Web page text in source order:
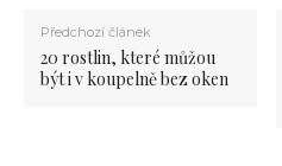
Předchozí článek
20 rostlin, které můžou
být i v koupelně bez oken